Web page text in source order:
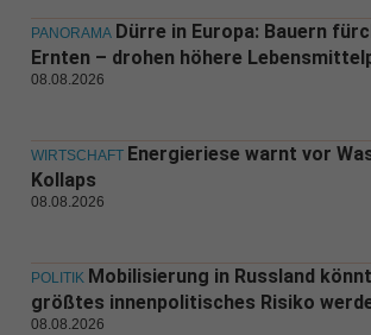
PANORAMA Dürre in Europa: Bauern
Ernten – drohen höhere
08.08.2026
WIRTSCHAFT Energieriese warnt vor
Kollaps
08.08.2026
POLITIK Mobilisierung in Russland
größtes innenpolitisches Risiko
08.08.2026